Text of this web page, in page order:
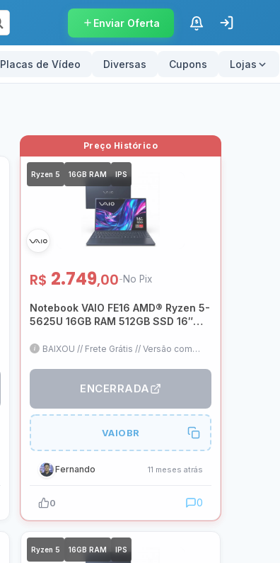
Enviar Oferta $
Placas de Vídeo Diversas Cupons Lojas
Ryzen 5 16GB RAM IPS
R$ 2.749,00- No Pix
Notebook VAIO FE16 AMD® Ryzen 5-
5625U 16GB RAM 512GB SSD 16″
Grafite – VJFE69F11X-B0711H
BAIXOU // Frete Grátis // Versão com
Linux (Pode formatar, mantendo a
garantia) // Teclado ABNT2
ENCERRADA
VAIOBR
Fernando 11 meses atrás
0 0
Ryzen 5 16GB RAM IPS